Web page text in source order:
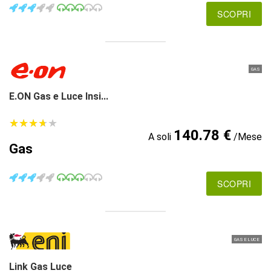
SCOPRI
GAS
E.ON Gas e Luce Insi...
★★★★★
★★★★★
Gas
A soli 140.78 €/Mese
SCOPRI
GAS E LUCE
Link Gas Luce